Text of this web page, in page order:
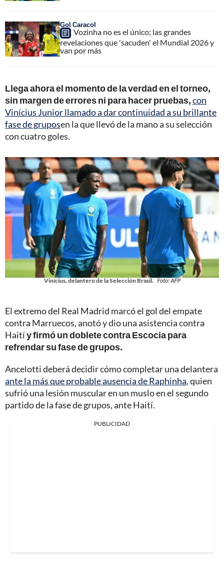
Gol Caracol
Vozinha no es el único; las grandes
revelaciones que 'sacuden' el Mundial 2026 y
van por más
Llega ahora el momento de la verdad en el torneo,
sin margen de errores ni para hacer pruebas,con
Vinícius Junior llamado a dar continuidad a su brillante
fase de gruposen la que llevó de la mano a su selección
con cuatro goles.
Vinícius, delantero de la Selección Brasil. Foto: AFP
El extremo del Real Madrid marcó el gol del empate
contra Marruecos, anotó y dio una asistencia contra
Haitíy firmó un doblete contra Escocia para
refrendar su fase de grupos.
Ancelotti deberá decidir cómo completar una delantera
ante la más que probable ausencia de Raphinha, quien
sufrió una lesión muscular en un muslo en el segundo
partido de la fase de grupos, ante Haití.
PUBLICIDAD